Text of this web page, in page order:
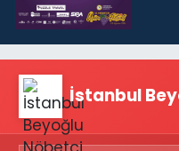
İstanbul